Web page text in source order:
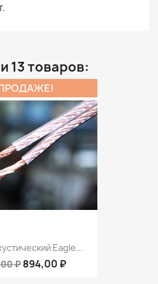
13 товаров:
Eagle...
₽ 894,00 ₽